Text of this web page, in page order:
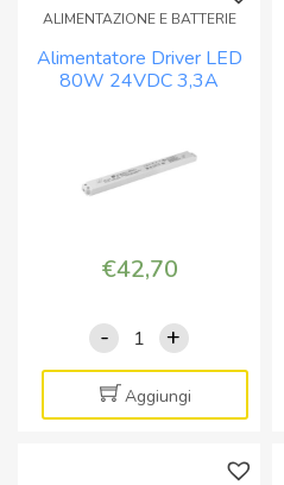
ALIMENTAZIONE E BATTERIE
Alimentatore Driver LED
80W 24VDC 3,3A
€42,70
-
Alimentatore
Driver
LED
80W
+
Aggiungi